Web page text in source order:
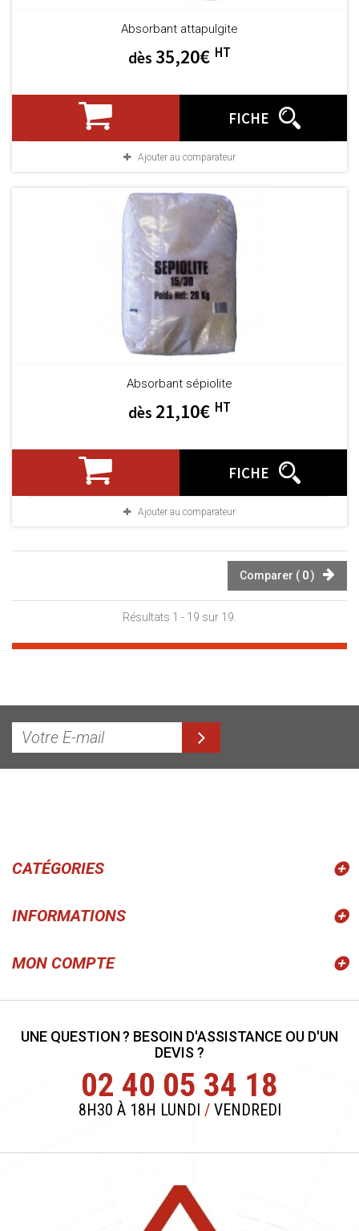
Absorbant attapulgite
dès 35,20€ HT
FICHE
Ajouter au comparateur
Absorbant sépiolite
dès 21,10€ HT
FICHE
Ajouter au comparateur
Comparer ( 0)
Résultats 1 - 19 sur 19.
CATÉGORIES
INFORMATIONS
MON COMPTE
UNE QUESTION ? BESOIN D'ASSISTANCE OU D'UN
DEVIS ?
02 40 05 34 18
8H30 À 18H LUNDI /VENDREDI